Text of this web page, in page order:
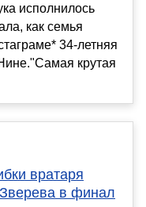
исполнилось
как семья
34-летняя
крутая
вратаря
в финал